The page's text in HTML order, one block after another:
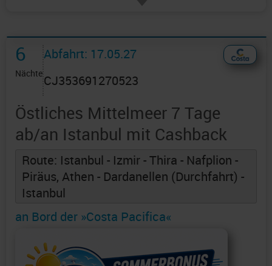
6
Nächte
Abfahrt: 17.05.27
CJ353691270523
Östliches Mittelmeer 7 Tage
ab/an Istanbul mit Cashback
Route: Istanbul - Izmir - Thira - Nafplion -
Piräus, Athen - Dardanellen (Durchfahrt) -
Istanbul
an Bord der »Costa Pacifica«